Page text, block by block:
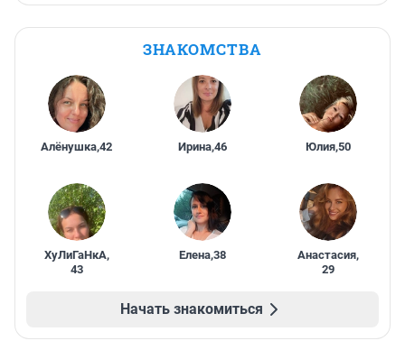
ЗНАКОМСТВА
Алёнушка,42 Ирина,46 Юлия,50
ХуЛиГаНкА,
43
Елена,38 Анастасия,
29
Начать знакомиться